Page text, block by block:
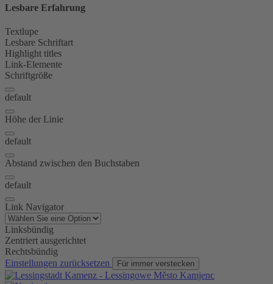
Lesbare Erfahrung
Textlupe
Lesbare Schriftart
Highlight titles
Link-Elemente
Schriftgröße
default
Höhe der Linie
default
Abstand zwischen den Buchstaben
default
Link Navigator
Linksbündig
Zentriert ausgerichtet
Rechtsbündig
Einstellungen zurücksetzen
Für immer verstecken